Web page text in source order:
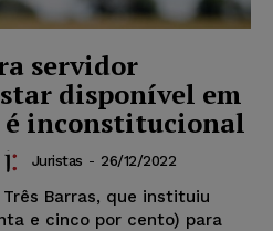
servidor
disponível em
inconstitucional
Juristas - 26/12/2022
Barras, que instituiu
e cinco por cento) para